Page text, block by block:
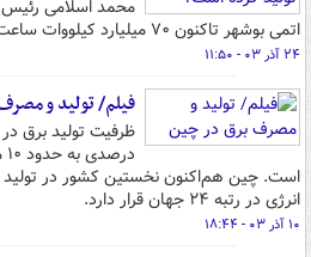
محمد اسلامی رئیس
اتمی بوشهر تاکنون ۷۰ میلیارد کیلووات ساعت برق به شبکه تزریق کرده است.
۲۴ آذر ۰۳ - ۱۱:۵۰
فیلم/ تولید و
است. چین هم‌اکنون نخستین کشور در
انرژی در رتبه ۲۴ جهان قرار دارد.
۱۰ آذر ۰۳ - ۱۸:۴۴